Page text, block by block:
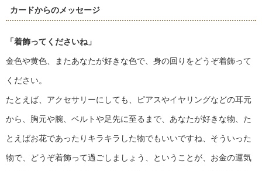
カードからのメッセージ
「着飾ってくださいね」
金色や黄色、またあなたが好きな色で、身の回りをどうぞ着飾って
ください。
たとえば、アクセサリーにしても、ピアスやイヤリングなどの耳元
から、胸元や腕、ベルトや足先に至るまで、あなたが好きな物、た
とえばお花であったりキラキラした物でもいいですね、そういった
物で、どうぞ着飾って過ごしましょう、ということが、お金の運気